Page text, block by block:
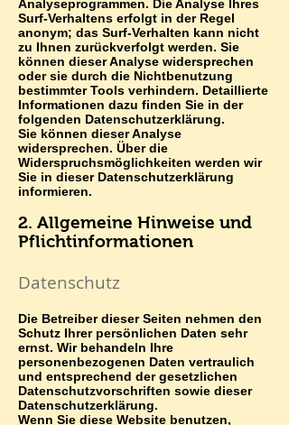
Analyseprogrammen. Die Analyse Ihres
Surf-Verhaltens erfolgt in der Regel
anonym; das Surf-Verhalten kann nicht
zu Ihnen zurückverfolgt werden. Sie
können dieser Analyse widersprechen
oder sie durch die Nichtbenutzung
bestimmter Tools verhindern. Detaillierte
Informationen dazu finden Sie in der
folgenden Datenschutzerklärung.
Sie können dieser Analyse
widersprechen. Über die
Widerspruchsmöglichkeiten werden wir
Sie in dieser Datenschutzerklärung
informieren.
2. Allgemeine Hinweise und
Pflichtinformationen
Datenschutz
Die Betreiber dieser Seiten nehmen den
Schutz Ihrer persönlichen Daten sehr
ernst. Wir behandeln Ihre
personenbezogenen Daten vertraulich
und entsprechend der gesetzlichen
Datenschutzvorschriften sowie dieser
Datenschutzerklärung.
Wenn Sie diese Website benutzen,